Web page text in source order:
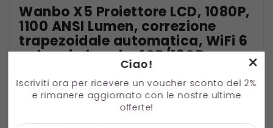
Wanbo X5 Proiettore LCD, 1080P,
1100 ANSI Lumen, correzione
trapezoidale automatica, WiFi 6
a doppia banda, 1GB/16GB,
1100 ANSI Lumen
×
Ciao!
Iscriviti ora per ricevere un voucher sconto del 2%
e rimanere aggiornato con le nostre ultime
offerte!